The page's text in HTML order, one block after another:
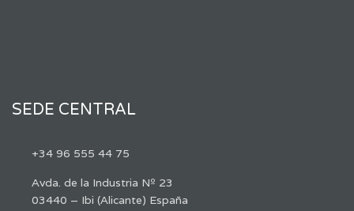
SEDE CENTRAL
+34 96 555 44 75
Avda. de la Industria Nº 23
03440 – Ibi (Alicante) España